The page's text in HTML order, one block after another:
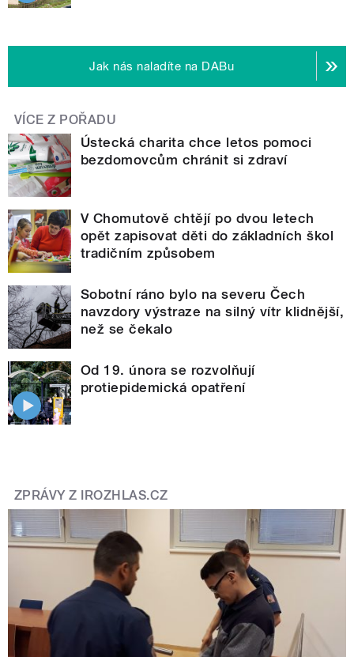
Jak nás naladíte na DABu
VÍCE Z POŘADU
Ústecká charita chce letos pomoci
bezdomovcům chránit si zdraví
V Chomutově chtějí po dvou letech
opět zapisovat děti do základních škol
tradičním způsobem
Sobotní ráno bylo na severu Čech
navzdory výstraze na silný vítr klidnější,
než se čekalo
Od 19. února se rozvolňují
protiepidemická opatření
ZPRÁVY Z IROZHLAS.CZ